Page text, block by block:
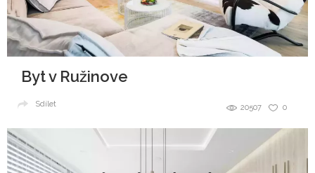
Byt v Ružinove
0
20507
Sdílet